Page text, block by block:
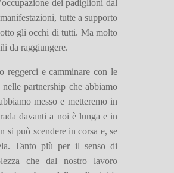
dei padiglioni dal
tutte a supporto
gli occhi di tutti. Ma molto
da raggiungere.
reggerci e camminare con le
partnership che abbiamo
messo e metteremo in
davanti a noi è lunga e in
si può scendere in corsa e, se
Tanto più per il senso di
che dal nostro lavoro